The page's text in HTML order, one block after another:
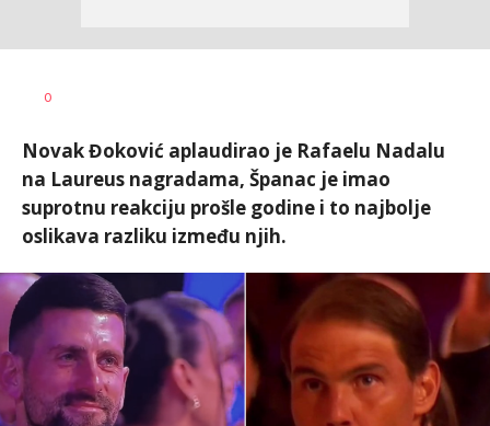
AUTOR
0
Novak Đoković aplaudirao je Rafaelu Nadalu
na Laureus nagradama, Španac je imao
suprotnu reakciju prošle godine i to najbolje
oslikava razliku između njih.